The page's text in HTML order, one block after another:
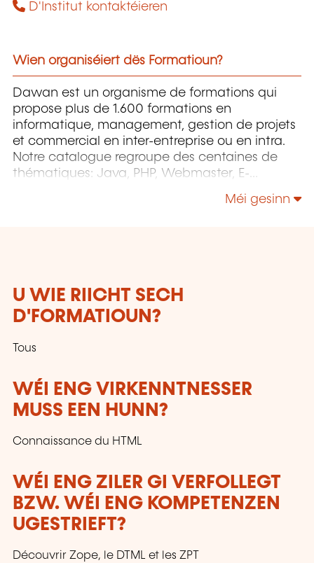
D'Institut kontaktéieren
Wien organiséiert dës Formatioun?
Dawan est un organisme de formations qui
propose plus de 1.600 formations en
informatique, management, gestion de projets
et commercial en inter-entreprise ou en intra.
Notre catalogue regroupe des centaines de
thématiques: Java, PHP, Webmaster, E-
Méi gesinn
U WIE RIICHT SECH
D'FORMATIOUN?
Tous
WÉI ENG VIRKENNTNESSER
MUSS EEN HUNN?
Connaissance du HTML
WÉI ENG ZILER GI VERFOLLEGT
BZW. WÉI ENG KOMPETENZEN
UGESTRIEFT?
Découvrir Zope, le DTML et les ZPT